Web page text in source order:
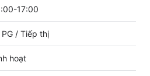
17:00
PG / Tiếp thị
hoạt